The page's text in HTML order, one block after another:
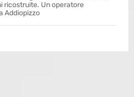
ricostruite. Un operatore
Addiopizzo